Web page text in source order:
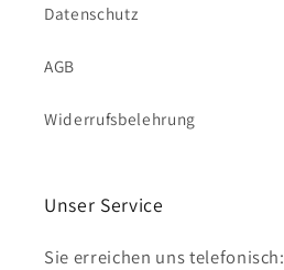
Datenschutz
AGB
Widerrufsbelehrung
Unser Service
Sie erreichen uns telefonisch: